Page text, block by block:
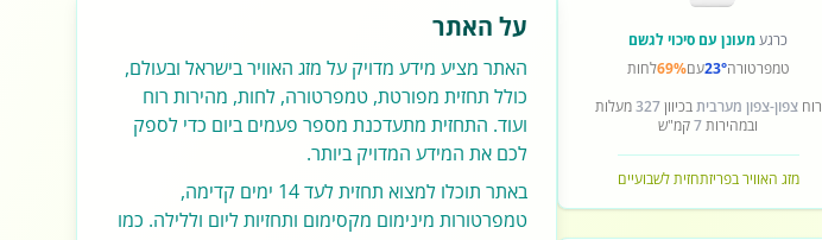
כרגעמעונן עם סיכוי לגשם
טמפרטורה23°עם69%לחות
רוחצפון-צפון מערביתבכיוון327מעלות
ובמהירות7קמ"ש
מזג האוויר בפריזתחזית לשבועיים
על האתר
האתר מציע מידע מדויק על מזג האוויר בישראל ובעולם,
כולל תחזית מפורטת, טמפרטורה, לחות, מהירות רוח
ועוד. התחזית מתעדכנת מספר פעמים ביום כדי לספק
לכם את המידע המדויק ביותר.
באתר תוכלו למצוא תחזית לעד 14 ימים קדימה,
טמפרטורות מינימום מקסימום ותחזיות ליום וללילה. כמו